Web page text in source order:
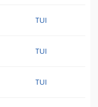
TUI
TUI
TUI